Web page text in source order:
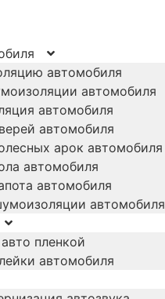
автомобиля
автомобиля
автомобиля
автомобиля
арок автомобиля
автомобиля
автомобиля
автомобиля
пленкой
автомобиля